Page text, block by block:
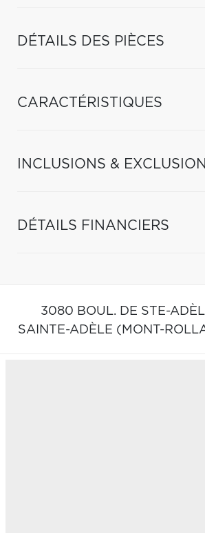
DÉTAILS DES PIÈCES
CARACTÉRISTIQUES
INCLUSIONS &
DÉTAILS FINANCIERS
3080 BOUL. DE STE-
SAINTE-ADÈLE (MONT-